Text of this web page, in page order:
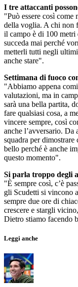
I tre attaccanti
"Può essere così come
della voglia. A chi non
il campo è di 100 metri
succeda mai perché
metterli tutti negli
anche stare".
Settimana di fuoco
"Abbiamo appena
valutazioni, ma in
sarà una bella partita,
fare qualsiasi cosa, a
vincere sempre, così
anche l’avversario. Da
squadra per
bello perché è anche
questo momento".
Si parla troppo degli
"È sempre così, c’è
gli Scudetti si vincono
sempre due ore di
crescere e stargli
Dietro stiamo facendo
Leggi anche